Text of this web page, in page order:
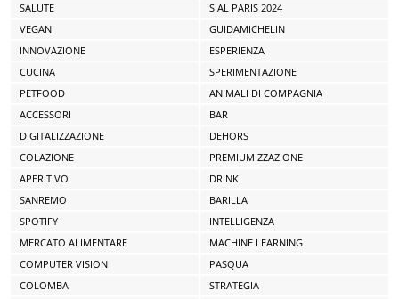
SALUTE
SIAL PARIS 2024
VEGAN
GUIDAMICHELIN
INNOVAZIONE
ESPERIENZA
CUCINA
SPERIMENTAZIONE
PETFOOD
ANIMALI DI COMPAGNIA
ACCESSORI
BAR
DIGITALIZZAZIONE
DEHORS
COLAZIONE
PREMIUMIZZAZIONE
APERITIVO
DRINK
SANREMO
BARILLA
SPOTIFY
INTELLIGENZA
MERCATO ALIMENTARE
MACHINE LEARNING
COMPUTER VISION
PASQUA
COLOMBA
STRATEGIA